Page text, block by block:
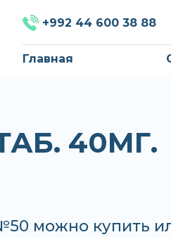
+992 44 600 38 88
Главная
40МГ.
можно купить